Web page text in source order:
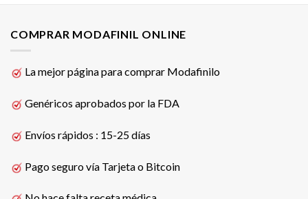
COMPRAR MODAFINIL ONLINE
La mejor página para comprar Modafinilo
Genéricos aprobados por la FDA
Envíos rápidos : 15-25 días
Pago seguro vía Tarjeta o Bitcoin